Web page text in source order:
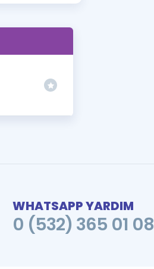
Gramer
WHATSAPP YARDIM
0 (532) 365 01 08